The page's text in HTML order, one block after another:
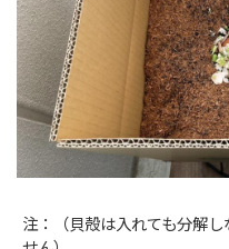
注：（貝殻は入れても分解